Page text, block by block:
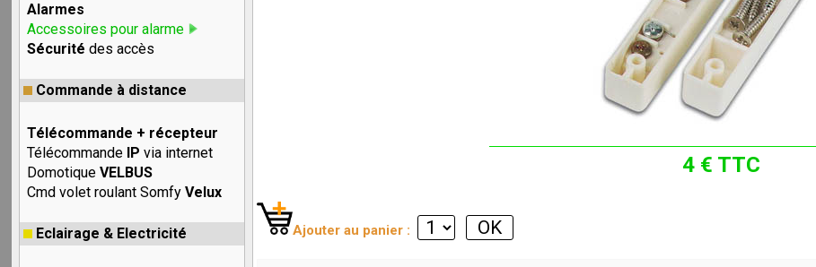
Alarmes
Accessoires pour alarme
Sécurité des accès
Commande à distance
Télécommande + récepteur
Télécommande IP via internet
DomotiqueVELBUS
Cmd volet roulant SomfyVelux
Eclairage & Electricité
4 € TTC
Ajouter au panier :